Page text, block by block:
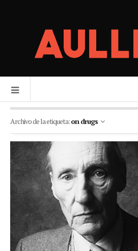
Archivo de la etiqueta:on drugs